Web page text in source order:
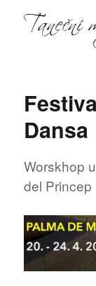
Dansa
Worskhop
del Princep